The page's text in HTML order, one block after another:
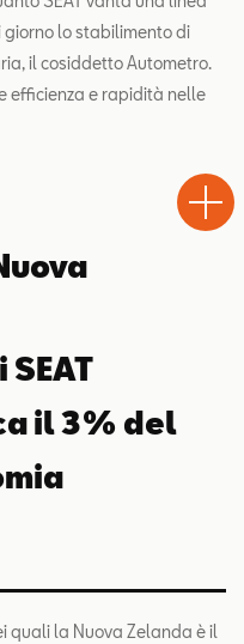
lo stabilimento di
il cosiddetto Autometro.
efficienza e rapidità nelle
il 3% del
quali la Nuova Zelanda è il
Drive
Chiama